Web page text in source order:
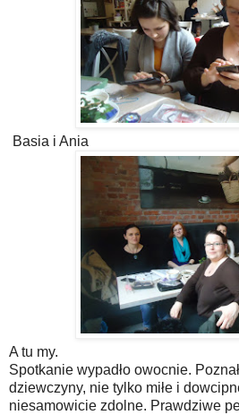
Basia i Ania
A tu my.
Spotkanie wypadło owocnie.
dziewczyny, nie tylko miłe i
niesamowicie zdolne. Prawdziwe